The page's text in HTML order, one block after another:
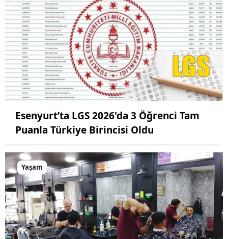
Esenyurt’ta LGS 2026'da 3 Öğrenci Tam
Puanla Türkiye Birincisi Oldu
Yaşam